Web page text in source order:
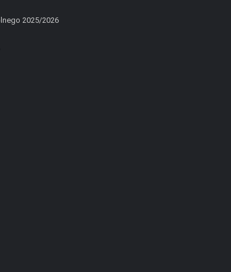
2025/2026